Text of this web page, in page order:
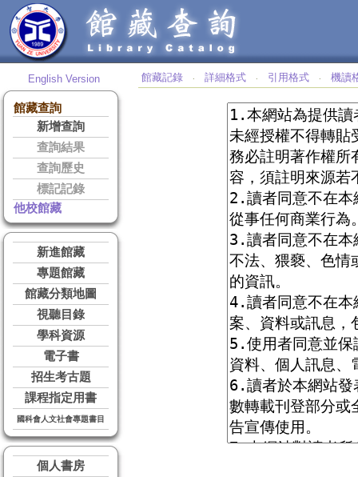
English Version
館藏查詢
新增查詢
查詢結果
查詢歷史
標記記錄
他校館藏
新進館藏
專題館藏
館藏分類地圖
視聽目錄
學科資源
電子書
招生考古題
課程指定用書
國科會人文社會專題書目
個人書房
館藏記錄 ‧ 詳細格式 ‧ 引用格式 ‧ 機讀